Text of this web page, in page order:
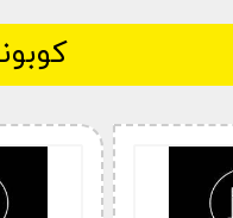
عواطف عبداللطيف-